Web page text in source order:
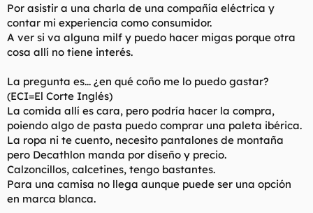
t
e
m
i
o
Por asistir a una charla de una compañía eléctrica y
contar mi experiencia como consumidor.
A ver si va alguna milf y puedo hacer migas porque otra
cosa allí no tiene interés.
La pregunta es... ¿en qué coño me lo puedo gastar?
(ECI=El Corte Inglés)
La comida allí es cara, pero podría hacer la compra,
poiendo algo de pasta puedo comprar una paleta ibérica.
La ropa ni te cuento, necesito pantalones de montaña
pero Decathlon manda por diseño y precio.
Calzoncillos, calcetines, tengo bastantes.
Para una camisa no llega aunque puede ser una opción
en marca blanca.